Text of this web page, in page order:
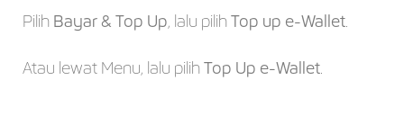
Pilih Bayar & Top Up, lalu pilihTop up e-Wallet.
Atau lewat Menu, lalu pilihTop Up e-Wallet.